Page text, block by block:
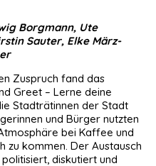
Borgmann, Ute
Sauter, Elke März-
Zuspruch fand das
Greet – Lerne deine
Stadträtinnen der Stadt
und Bürger nutzten
bei Kaffee und
zu kommen. Der Austausch
diskutiert und